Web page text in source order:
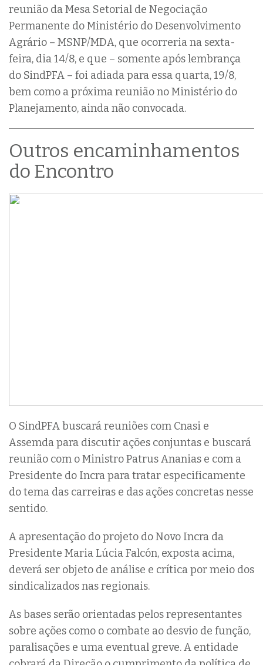
reunião da Mesa Setorial de Negociação
Permanente do Ministério do Desenvolvimento
Agrário – MSNP/MDA, que ocorreria na sexta-
feira, dia 14/8, e que – somente após lembrança
do SindPFA – foi adiada para essa quarta, 19/8,
bem como a próxima reunião no Ministério do
Planejamento, ainda não convocada.
Outros encaminhamentos
do Encontro
O SindPFA buscará reuniões com Cnasi e
Assemda para discutir ações conjuntas e buscará
reunião com o Ministro Patrus Ananias e com a
Presidente do Incra para tratar especificamente
do tema das carreiras e das ações concretas nesse
sentido.
A apresentação do projeto do Novo Incra da
Presidente Maria Lúcia Falcón, exposta acima,
deverá ser objeto de análise e crítica por meio dos
sindicalizados nas regionais.
As bases serão orientadas pelos representantes
sobre ações como o combate ao desvio de função,
paralisações e uma eventual greve. A entidade